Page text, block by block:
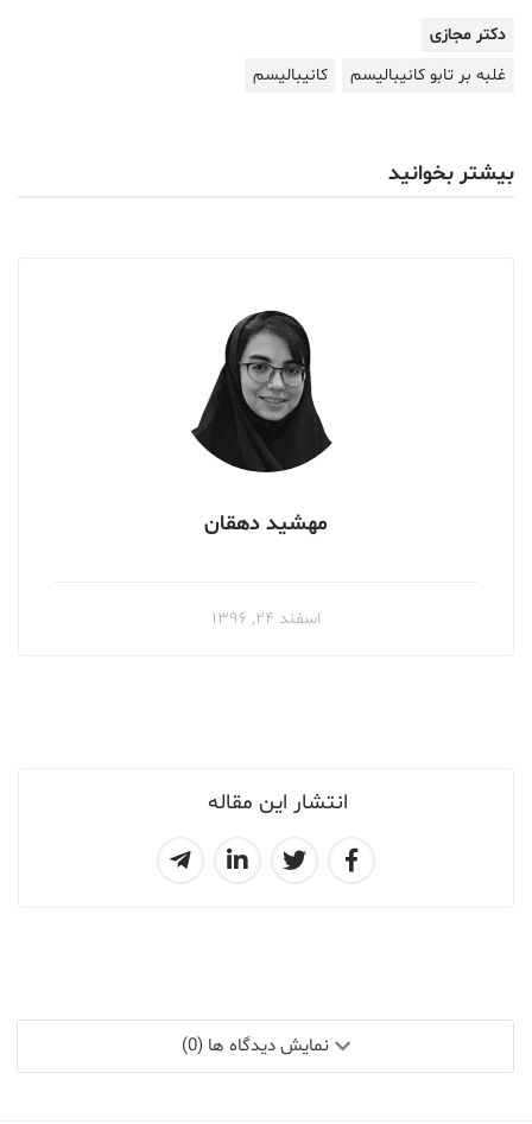
انتشار این مقاله
دکتر مجازی
غلبه بر تابو کانیبالیسم
کانیبالیسم
بیشتر بخوانید
مهشید دهقان
اسفند ۲۴, ۱۳۹۶
نمایش دیدگاه ها (0)